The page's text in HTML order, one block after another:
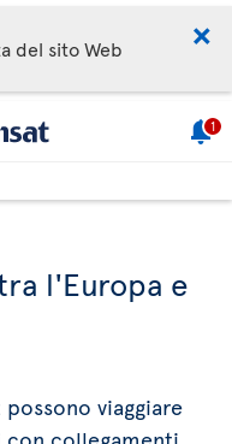
del sito Web
1
l'Europa e
possono viaggiare